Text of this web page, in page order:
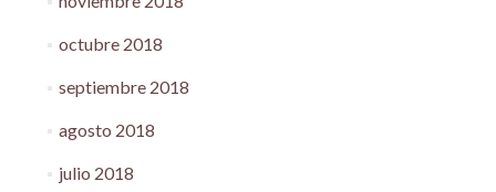
octubre 2018
septiembre 2018
agosto 2018
julio 2018